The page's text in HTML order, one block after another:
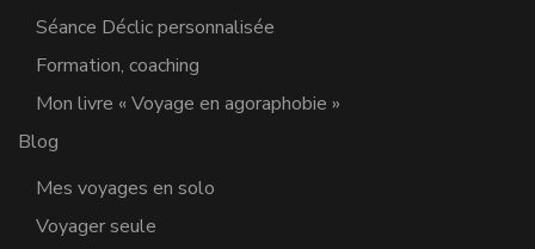
Séance Déclic personnalisée
Formation, coaching
Mon livre « Voyage en agoraphobie »
Blog
Mes voyages en solo
Voyager seule